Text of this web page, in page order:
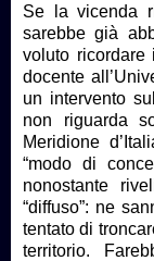
Se la vicenda
sarebbe già
voluto ricordare
docente
un intervento
non riguarda
Meridione
“modo di
nonostante
“diffuso”: ne
tentato di
territorio.